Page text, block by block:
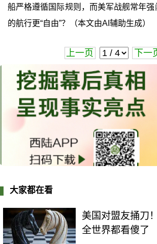
船严格遵循国际规则，而美军战舰常年
的航行更“自由”？（本文由AI辅助生成）
上一页 下一
大家都在看
美国对盟友捅刀
全世界都看傻了